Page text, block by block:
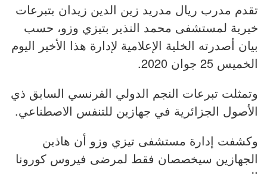
تقدم مدرب ريال مدريد زين الدين زيدان بتبرعات
خيرية لمستشفى محمد النذير بتيزي وزو، حسب
بيان أصدرته الخلية الإعلامية لإدارة هذا الأخير اليوم
الخميس 25 جوان 2020.
وتمثلت تبرعات النجم الدولي الفرنسي السابق ذي
الأصول الجزائرية في جهازين للتنفس الاصطناعي.
وكشفت إدارة مستشفى تيزي وزو أن هاذين
الجهازين سيخصصان فقط لمرضى فيروس كورونا